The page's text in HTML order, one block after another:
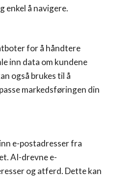
enkel å navigere.
for å håndtere
inn data om kundene
også brukes til å
markedsføringen din
e-postadresser fra
AI-drevne e-
og atferd. Dette kan